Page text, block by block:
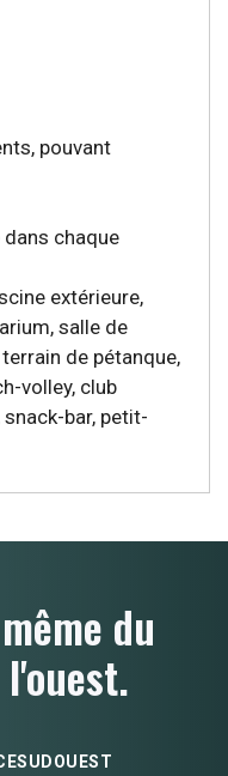
pouvant
dans chaque
extérieure,
salle de
de pétanque,
volley, club
bar, petit-
du